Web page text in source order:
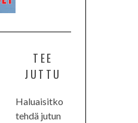
TEE
JUTTU
Haluaisitko
tehdä jutun